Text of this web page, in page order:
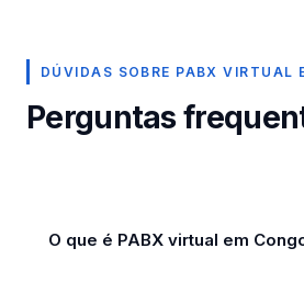
DÚVIDAS SOBRE PABX VIRTUAL
Perguntas
O que é PABX virtual em